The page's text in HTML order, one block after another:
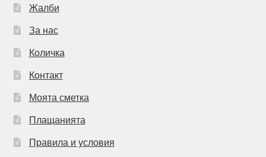
Жалби
За нас
Количка
Контакт
Моята сметка
Плащанията
Правила и условия